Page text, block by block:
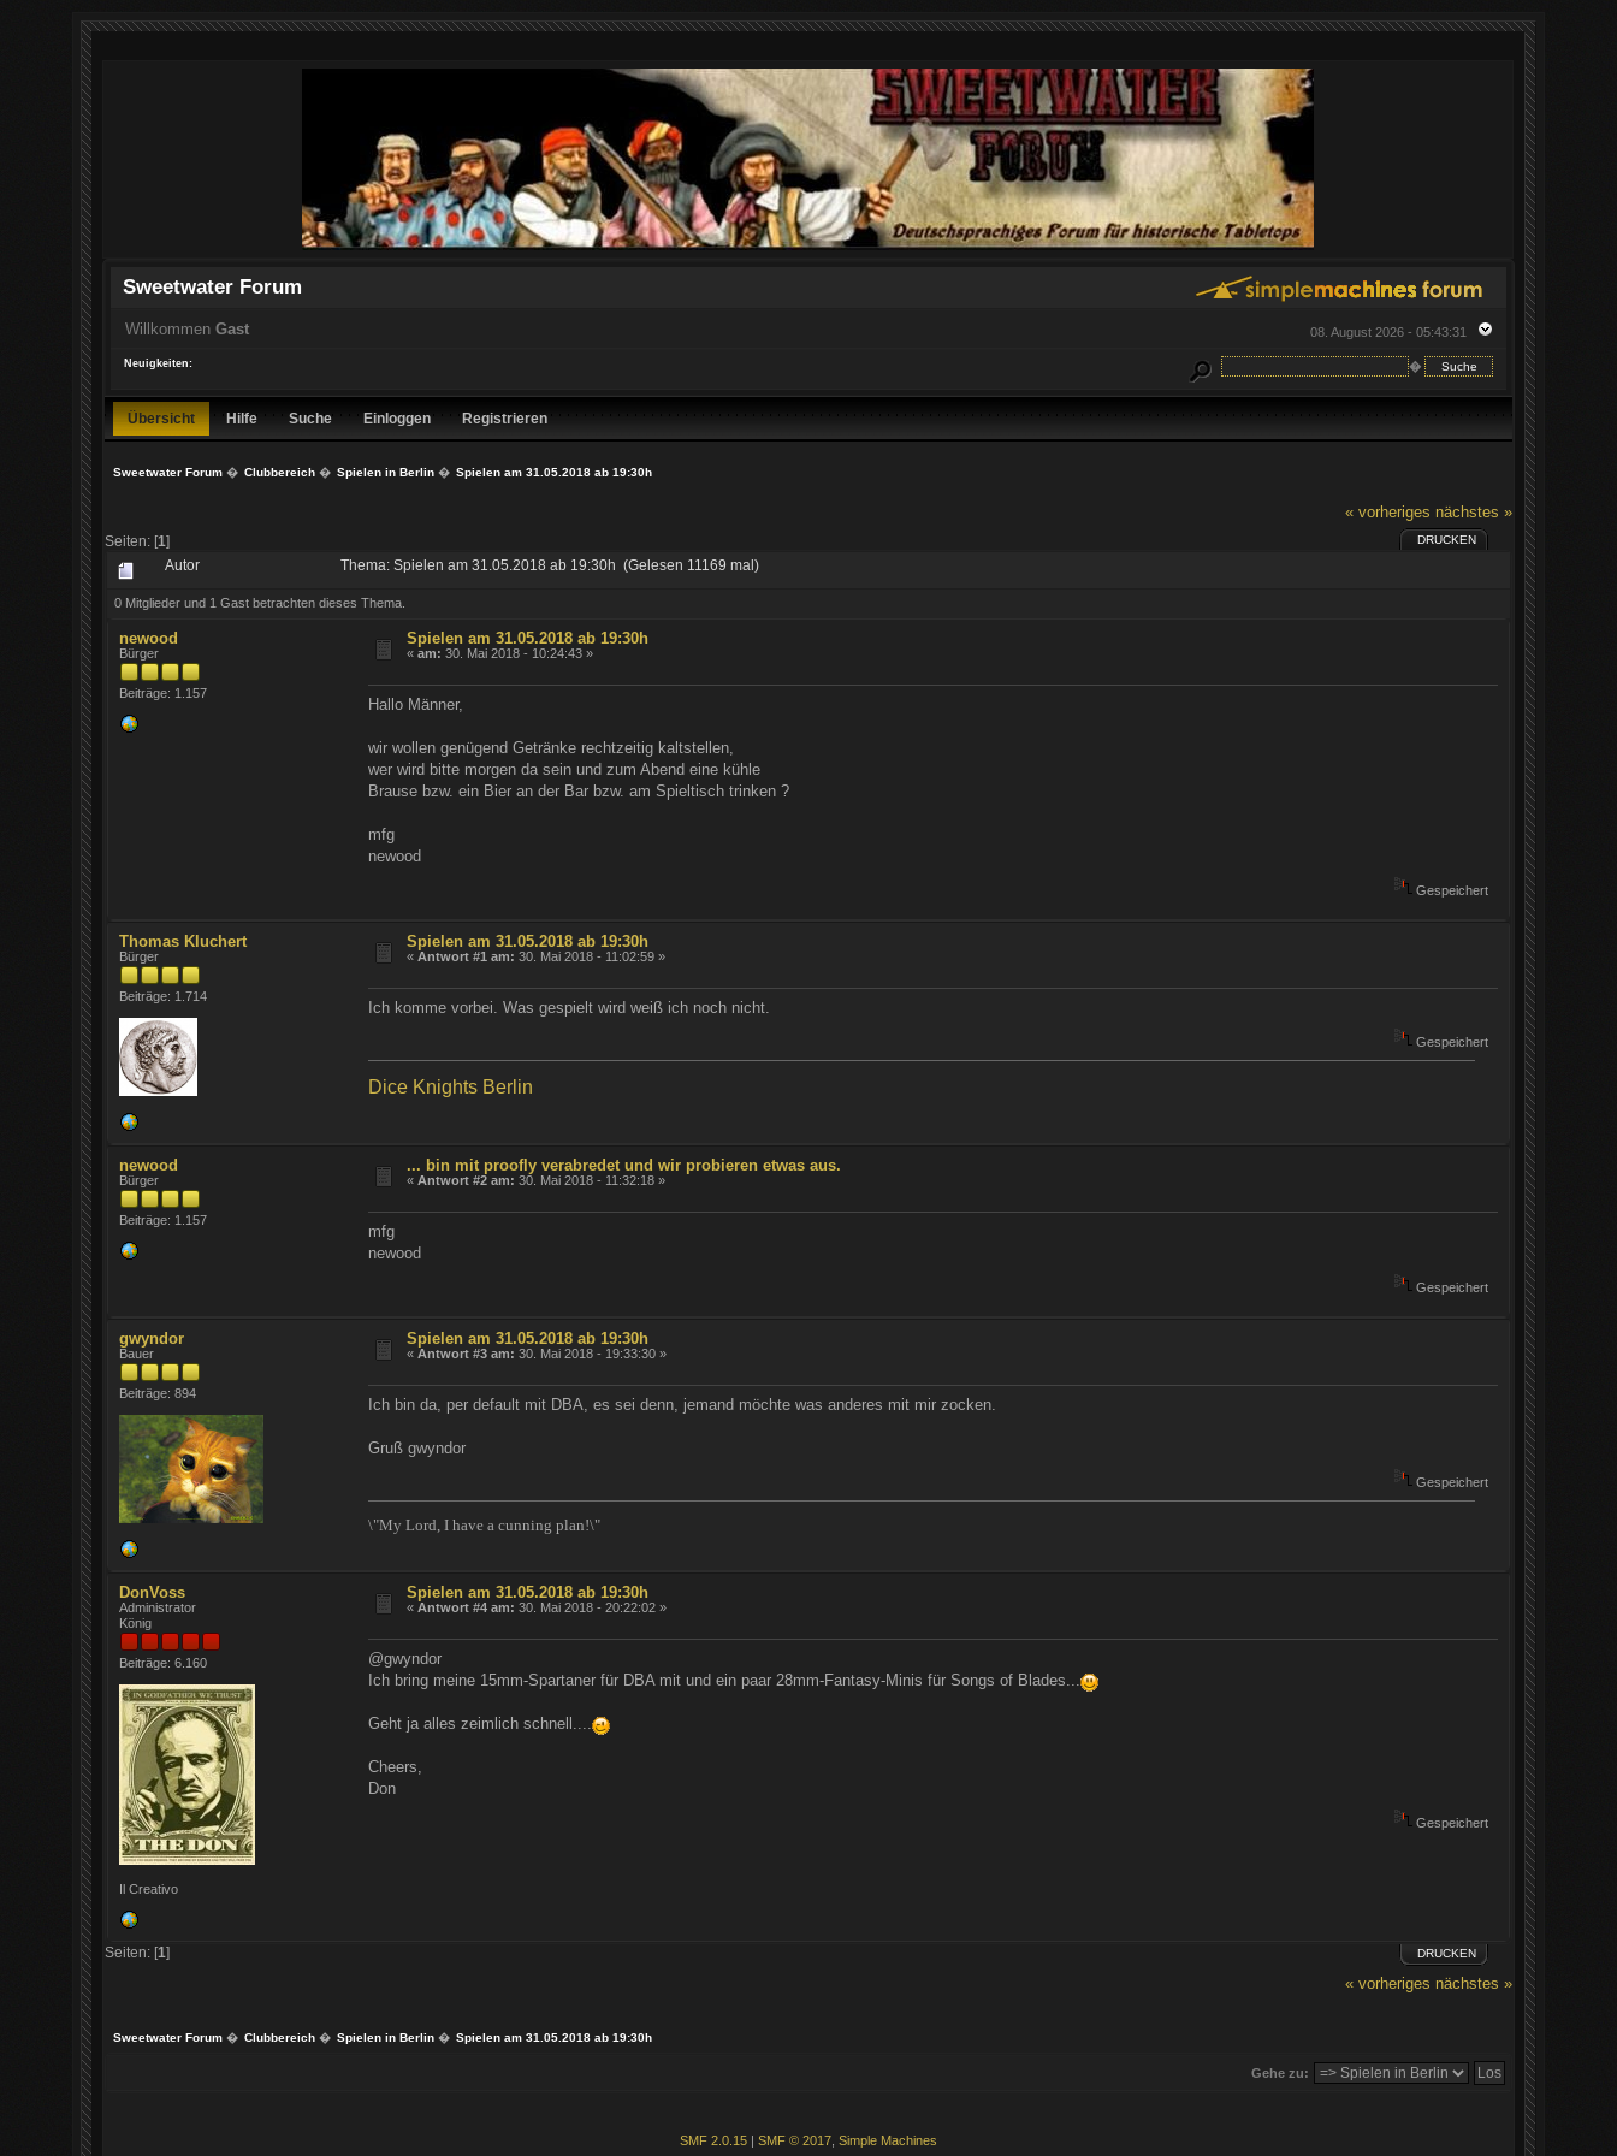
Sweetwater Forum
08. August 2026 - 05:43:31
Willkommen Gast
�
Neuigkeiten:
Übersicht Hilfe Suche Einloggen Registrieren
Sweetwater Forum� Clubbereich� Spielen in Berlin� Spielen am 31.05.2018 ab 19:30h
« vorheriges nächstes »
Seiten: [1] DRUCKEN
Autor Thema: Spielen am 31.05.2018 ab 19:30h (Gelesen 11169 mal)
0 Mitglieder und 1 Gast betrachten dieses Thema.
newood
Bürger
Beiträge: 1.157
Spielen am 31.05.2018 ab 19:30h
«am: 30. Mai 2018 - 10:24:43 »
Hallo Männer,
wir wollen genügend Getränke rechtzeitig kaltstellen,
wer wird bitte morgen da sein und zum Abend eine kühle
Brause bzw. ein Bier an der Bar bzw. am Spieltisch trinken ?
mfg
newood
Gespeichert
Thomas Kluchert
Bürger
Beiträge: 1.714
Spielen am 31.05.2018 ab 19:30h
«Antwort #1 am: 30. Mai 2018 - 11:02:59 »
Ich komme vorbei. Was gespielt wird weiß ich noch nicht.
Gespeichert
Dice Knights Berlin
newood
Bürger
Beiträge: 1.157
... bin mit proofly verabredet und wir probieren etwas aus.
«Antwort #2 am: 30. Mai 2018 - 11:32:18 »
mfg
newood
Gespeichert
gwyndor
Bauer
Beiträge: 894
Spielen am 31.05.2018 ab 19:30h
«Antwort #3 am: 30. Mai 2018 - 19:33:30 »
Ich bin da, per default mit DBA, es sei denn, jemand möchte was anderes mit mir zocken.
Gruß gwyndor
Gespeichert
\"My Lord, I have a cunning plan!\"
DonVoss
Administrator
König
Beiträge: 6.160
Il Creativo
Spielen am 31.05.2018 ab 19:30h
«Antwort #4 am: 30. Mai 2018 - 20:22:02 »
@gwyndor
Ich bring meine 15mm-Spartaner für DBA mit und ein paar 28mm-Fantasy-Minis für Songs of Blades...
Geht ja alles zeimlich schnell....
Cheers,
Don
Gespeichert
DRUCKEN
Seiten: [1]
« vorheriges nächstes »
Sweetwater Forum� Clubbereich� Spielen in Berlin� Spielen am 31.05.2018 ab 19:30h
Gehe zu:
SMF 2.0.15 SMF © 2017 Simple Machines